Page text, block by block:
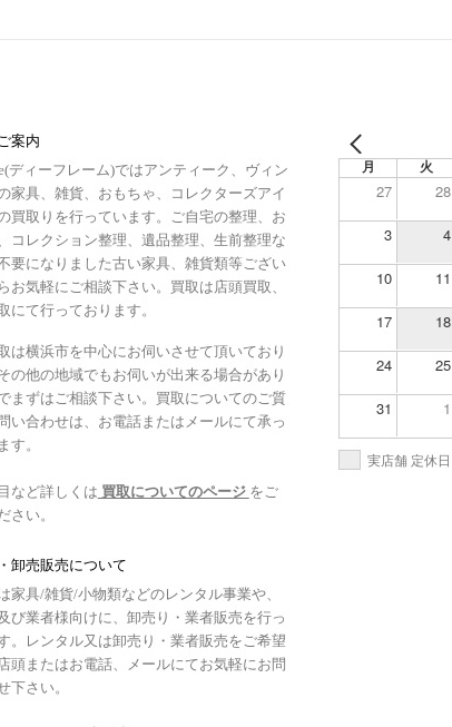
案内
ディーフレーム)ではアンティーク、ヴィン
家具、雑貨、おもちゃ、コレクターズアイ
買取りを行っています。ご自宅の整理、お
コレクション整理、遺品整理、生前整理な
要になりました古い家具、雑貨類等ござい
お気軽にご相談下さい。買取は店頭買取、
にて行っております。
は横浜市を中心にお伺いさせて頂いており
の他の地域でもお伺いが出来る場合があり
まずはご相談下さい。買取についてのご質
い合わせは、お電話またはメールにて承っ
す。
など詳しくは 買取についてのページ をご
さい。
卸売販売について
家具/雑貨/小物類などのレンタル事業や、
び業者様向けに、卸売り・業者販売を行っ
。レンタル又は卸売り・業者販売をご希望
頭またはお電話、メールにてお気軽にお問
下さい。
月 火
27 28
3 4
10 11
17 18
24 25
31 1
実店舗 定休日